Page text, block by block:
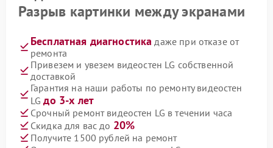
Разрыв картинки между экранами
Бесплатная диагностика даже при отказе от
ремонта
Привезем и увезем видеостен LG собственной
доставкой
Гарантия на наши работы по ремонту видеостен
LGдо 3-х лет
Срочный ремонт видеостен LG в течении часа
Скидка для вас до 20%
Получите 1500 рублей на ремонт